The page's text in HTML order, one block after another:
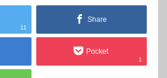
11
Share
Pocket
1